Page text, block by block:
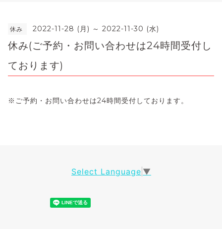
休み 2022-11-28 (月) ～ 2022-11-30 (水)
休み(ご予約・お問い合わせは24時間受付し
ております)
※ご予約・お問い合わせは24時間受付しております。
Select Language ▼